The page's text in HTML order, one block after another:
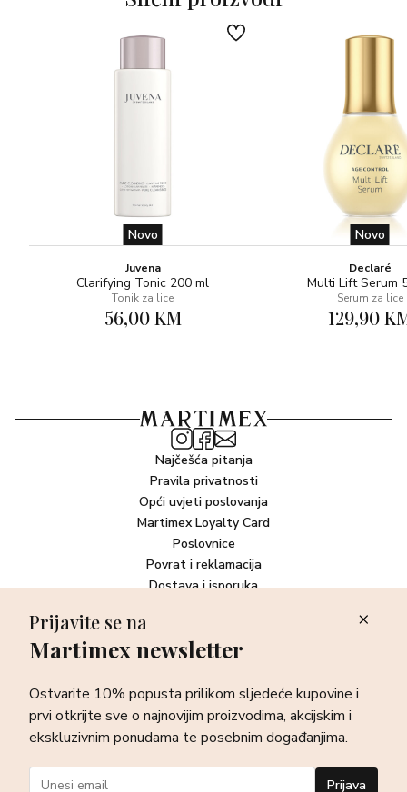
Svakodnevno nanesite na mokru kožu, umasirajte kružnim
pokretima i isperite čistom vodom.
Novo
Juvena
Clarifying Tonic 200 ml
Tonik za lice
56,00 KM
Novo
Declaré
Multi Lift Serum
Serum za lice
129,90
Najčešća pitanja
Pravila privatnosti
Opći uvjeti poslovanja
Martimex Loyalty Card
Poslovnice
Povrat i reklamacija
Dostava i isporuka
Newsletter
sve o najnovijim proizvodima, akcijskim i ekskluzivnim
ponudama te posebnim događanjima.
Prijava
Prijavite se na
Martimex newsletter
Ostvarite 10% popusta prilikom sljedeće kupovine i
prvi otkrijte sve o najnovijim proizvodima, akcijskim i
ekskluzivnim ponudama te posebnim događanjima.
Prijava